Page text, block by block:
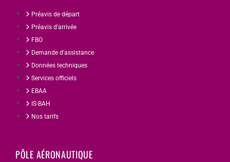
Préavis de départ
Préavis d'arrivée
FBO
Demande d'assistance
Données techniques
Services officiels
EBAA
IS-BAH
Nos tarifs
PÔLE AÉRONAUTIQUE